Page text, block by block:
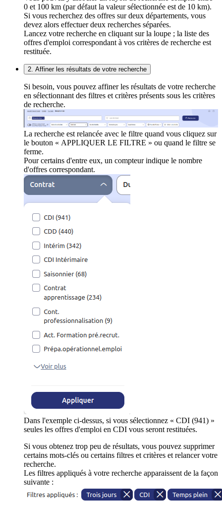
0 et 100 km (par défaut la valeur sélectionnée est de 10 km).
Si vous recherchez des offres sur deux départements, vous
devez alors effectuer deux recherches séparées.
Lancez votre recherche en cliquant sur la loupe ; la liste des
offres d'emploi correspondant à vos critères de recherche est
restituée.
2. Affiner les résultats de votre recherche
Si besoin, vous pouvez affiner les résultats de votre recherche
en sélectionnant des filtres et critères présents sous les critères
de recherche.
La recherche est relancée avec le filtre quand vous cliquez sur
le bouton « APPLIQUER LE FILTRE » ou quand le filtre se
ferme.
Pour certains d'entre eux, un compteur indique le nombre
d'offres correspondant.
Dans l'exemple ci-dessus, si vous sélectionnez « CDI (941) »
seules les offres d'emploi en CDI vous seront restituées.
Si vous obtenez trop peu de résultats, vous pouvez supprimer
certains mots-clés ou certains filtres et critères et relancer votre
recherche.
Les filtres appliqués à votre recherche apparaissent de la façon
suivante :